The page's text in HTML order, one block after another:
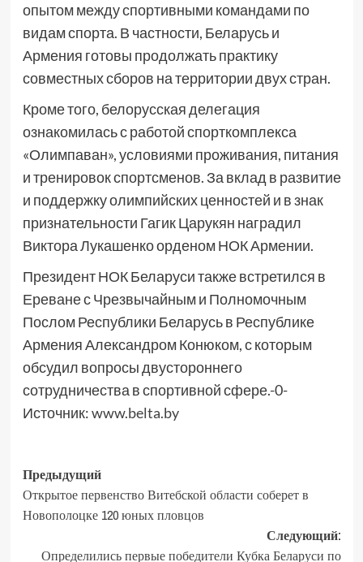
опытом между спортивными командами по
видам спорта. В частности, Беларусь и
Армения готовы продолжать практику
совместных сборов на территории двух стран.
Кроме того, белорусская делегация
ознакомилась с работой спорткомплекса
«Олимпаван», условиями проживания, питания
и тренировок спортсменов. За вклад в развитие
и поддержку олимпийских ценностей и в знак
признательности Гагик Царукян наградил
Виктора Лукашенко орденом НОК Армении.
Президент НОК Беларуси также встретился в
Ереване с Чрезвычайным и Полномочным
Послом Республики Беларусь в Республике
Армения Александром Конюком, с которым
обсудил вопросы двустороннего
сотрудничества в спортивной сфере.-0-
Источник:www.belta.by
Предыдущий
Открытое первенство Витебской области соберет в
Новополоцке 120 юных пловцов
Следующий:
Определились первые победители Кубка Беларуси по